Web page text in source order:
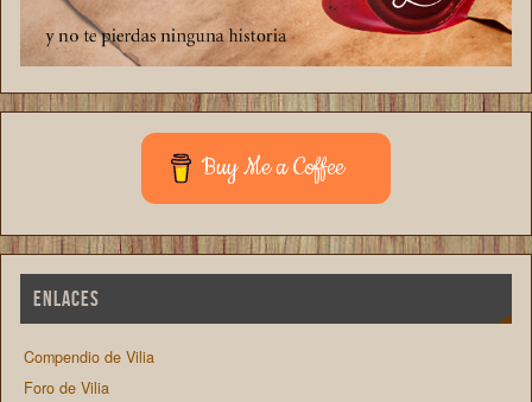
Buy Me a Coffee
ENLACES
Compendio de Vilia
Foro de Vilia